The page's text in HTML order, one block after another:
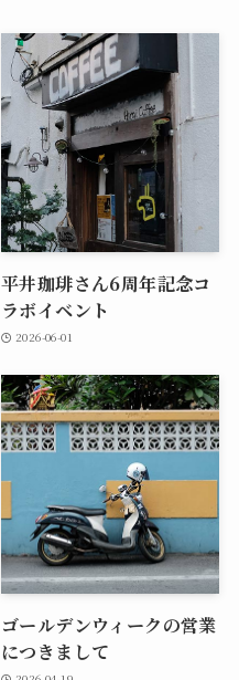
平井珈琲さん6周年記念コ
ラボイベント
2026-06-01
ゴールデンウィークの営業
につきまして